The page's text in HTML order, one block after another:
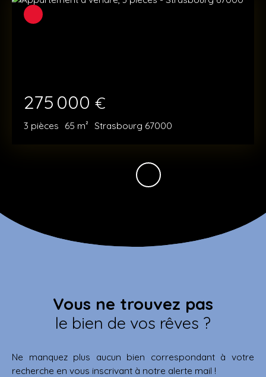
275 000 €
3 pièces 65 m² Strasbourg 67000
Vous ne trouvez pas
le bien de vos rêves ?
Ne manquez plus aucun bien correspondant à votre
recherche en vous inscrivant à notre alerte mail !